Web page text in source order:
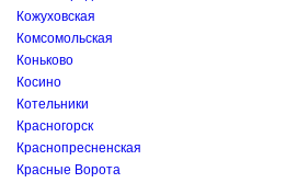
Кожуховская
Комсомольская
Коньково
Косино
Котельники
Красногорск
Краснопресненская
Красные Ворота